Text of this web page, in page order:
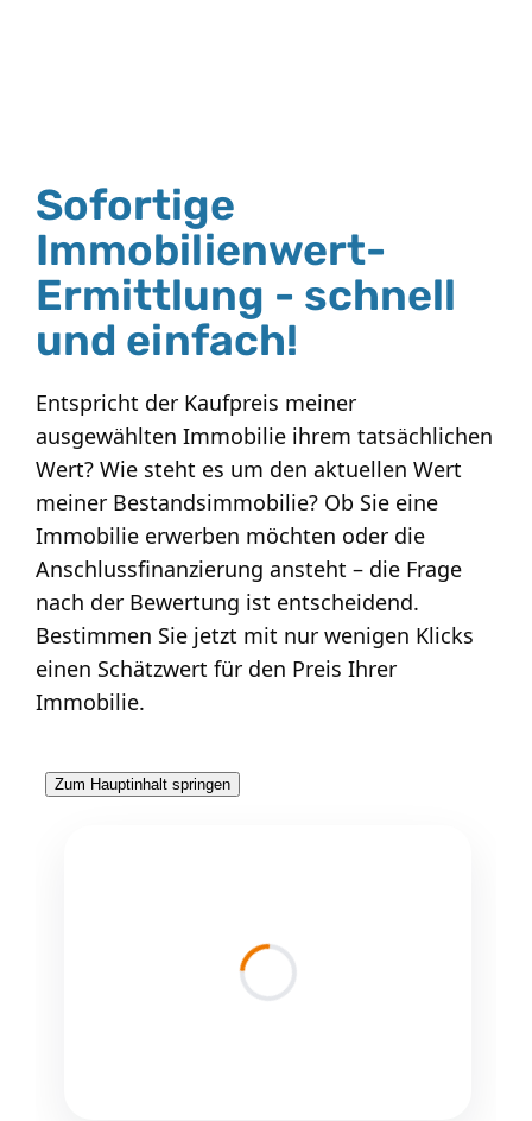
Sofortige
Immobilienwert-
Ermittlung - schnell
und einfach!
Entspricht der Kaufpreis meiner
ausgewählten Immobilie ihrem tatsächlichen
Wert? Wie steht es um den aktuellen Wert
meiner Bestandsimmobilie? Ob Sie eine
Immobilie erwerben möchten oder die
Anschlussfinanzierung ansteht – die Frage
nach der Bewertung ist entscheidend.
Bestimmen Sie jetzt mit nur wenigen Klicks
einen Schätzwert für den Preis Ihrer
Immobilie.